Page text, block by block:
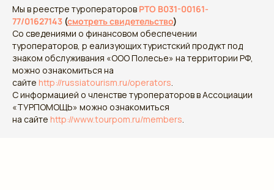
Мы в реестре туроператоров РТО В031-00161-
77/01627143 (смотреть свидетельство)
Со сведениями о финансовом обеспечении
туроператоров, р еализующих туристский продукт под
знаком обслуживания «ООО Полесье» на территории РФ,
можно ознакомиться на
сайте http://russiatourism.ru/operators.
С информацией о членстве туроператоров в Ассоциации
«ТУРПОМОЩЬ» можно ознакомиться
на сайте http://www.tourpom.ru/members.